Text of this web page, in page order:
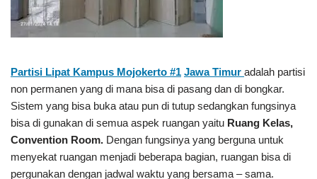
Partisi Lipat Kampus Mojokerto #1 Jawa Timur adalah partisi
non permanen yang di mana bisa di pasang dan di bongkar.
Sistem yang bisa buka atau pun di tutup sedangkan fungsinya
bisa di gunakan di semua aspek ruangan yaitu Ruang Kelas,
Convention Room. Dengan fungsinya yang berguna untuk
menyekat ruangan menjadi beberapa bagian, ruangan bisa di
pergunakan dengan jadwal waktu yang bersama – sama.